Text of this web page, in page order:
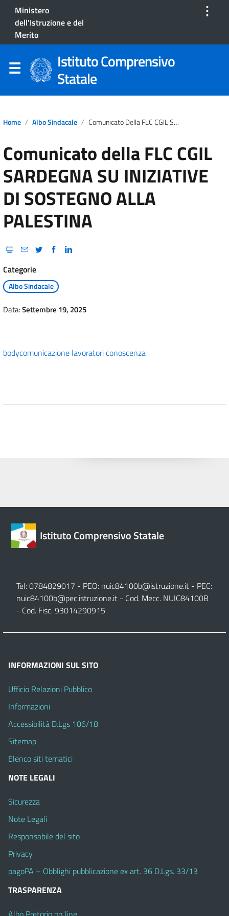
Ministero
dell'Istruzione e del
Merito
⋮
Istituto Comprensivo
Statale
Home Albo Sindacale Comunicato Della FLC CGIL SARDEGNA SU INIZIATIVE DI SOSTEGNO ALLA PALESTINA
Comunicato della FLC CGIL
SARDEGNA SU INIZIATIVE
DI SOSTEGNO ALLA
PALESTINA
Categorie
Albo Sindacale
Data:Settembre 19, 2025
bodycomunicazione lavoratori conoscenza
Istituto Comprensivo Statale
Tel: 0784829017 - PEO: nuic84100b@istruzione.it - PEC:
nuic84100b@pec.istruzione.it - Cod. Mecc. NUIC84100B
- Cod. Fisc. 93014290915
INFORMAZIONI SUL SITO
Ufficio Relazioni Pubblico
Informazioni
Accessibilità D.Lgs 106/18
Sitemap
Elenco siti tematici
NOTE LEGALI
Sicurezza
Note Legali
Responsabile del sito
Privacy
pagoPA – Obblighi pubblicazione ex art. 36 D.Lgs. 33/13
TRASPARENZA